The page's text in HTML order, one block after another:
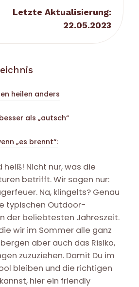
Letzte Aktualisierung:
22.05.2023
heilen anders
als „autsch“
„es brennt“:
heiß! Nicht nur, was die
betrifft. Wir sagen nur:
Na, klingelts? Genau
typischen Outdoor-
der beliebtesten Jahreszeit.
wir im Sommer alle ganz
aber auch das Risiko,
zuzuziehen. Damit Du im
bleiben und die richtigen
hier ein friendly